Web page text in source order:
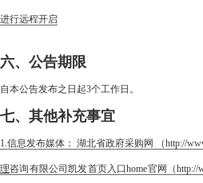
进行远程开启
六、公告期限
自本公告发布之日起3个工作日。
七、其他补充事宜
1.信息发布媒体： 湖北省政府采购网 （http://
理咨询有限公司凯发首页入口home官网（http://